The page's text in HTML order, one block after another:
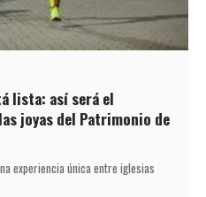
lista: así será el
joyas del Patrimonio de
experiencia única entre iglesias